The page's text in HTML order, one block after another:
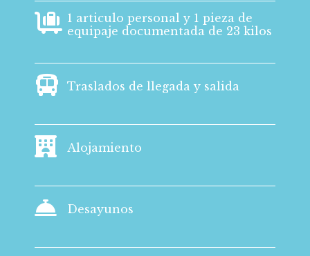
1 articulo personal y 1 pieza de
equipaje documentada de 23 kilos
Traslados de llegada y salida
Alojamiento
Desayunos